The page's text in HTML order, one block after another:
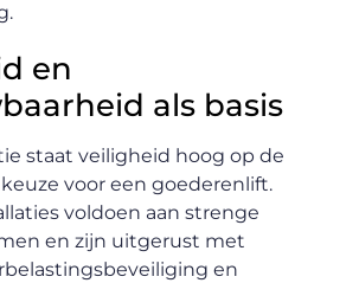
en
als basis
staat veiligheid hoog op de
voor een goederenlift.
voldoen aan strenge
en zijn uitgerust met
en